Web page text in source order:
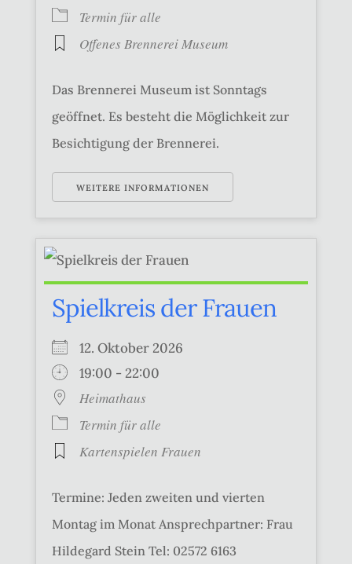
Termin für alle
Offenes Brennerei Museum
Das Brennerei Museum ist Sonntags
geöffnet. Es besteht die Möglichkeit zur
Besichtigung der Brennerei.
WEITERE INFORMATIONEN
Spielkreis der Frauen
12. Oktober 2026
19:00 - 22:00
Heimathaus
Termin für alle
Kartenspielen Frauen
Termine: Jeden zweiten und vierten
Montag im Monat Ansprechpartner: Frau
Hildegard Stein Tel: 02572 6163